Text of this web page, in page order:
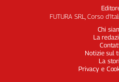
FUTURA SRL, Corso
Chi
La
Notizie sul
La
Privacy e